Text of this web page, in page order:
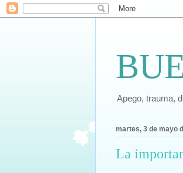
Apego, trauma,
martes, 3 de mayo
La